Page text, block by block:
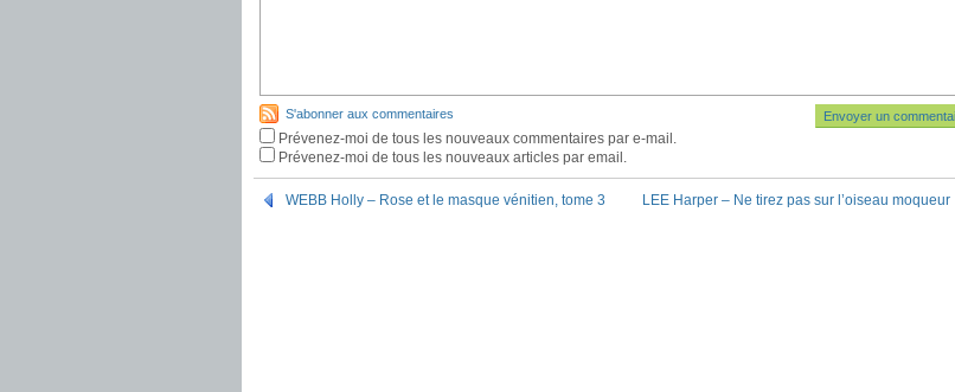
S'abonner aux commentaires
Prévenez-moi de tous les nouveaux commentaires par e-mail.
Prévenez-moi de tous les nouveaux articles par email.
WEBB Holly – Rose et le masque vénitien, tome 3 LEE Harper – Ne tirez pas sur l’oiseau moqueur